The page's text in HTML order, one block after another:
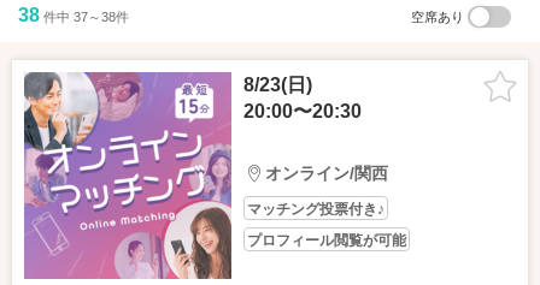
38 件中 37～38件 空席あり
8/23(日)
20:00〜20:30
オンライン/関西
マッチング投票付き♪
プロフィール閲覧が可能